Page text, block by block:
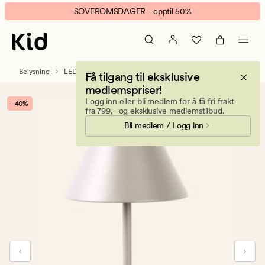
Millie
led
bordlampe
banner.
Klikk
ESCAPE
pause.
SOVEROMSDAGER - opptil 50%
Få tilgang til eksklusive
medlemspriser!
Logg inn eller bli medlem for å få fri frakt
fra 799,- og eksklusive medlemstilbud.
Bli medlem / Logg inn
Belysning LED lamper
-40%